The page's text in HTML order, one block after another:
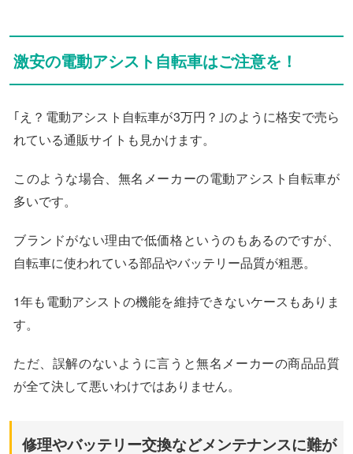
激安の電動アシスト自転車はご注意を！
｢え？電動アシスト自転車が3万円？｣のように格安で売ら
れている通販サイトも見かけます。
このような場合、無名メーカーの電動アシスト自転車が
多いです。
ブランドがない理由で低価格というのもあるのですが、
自転車に使われている部品やバッテリー品質が粗悪。
1年も電動アシストの機能を維持できないケースもありま
す。
ただ、誤解のないように言うと無名メーカーの商品品質
が全て決して悪いわけではありません。
修理やバッテリー交換などメンテナンスに難が